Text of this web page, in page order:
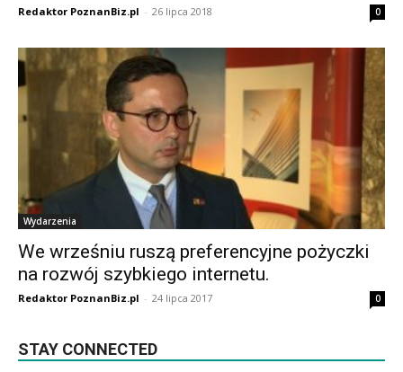
Redaktor PoznanBiz.pl - 26 lipca 2018 0
Wydarzenia
We wrześniu ruszą preferencyjne pożyczki
na rozwój szybkiego internetu.
Redaktor PoznanBiz.pl - 24 lipca 2017 0
STAY CONNECTED